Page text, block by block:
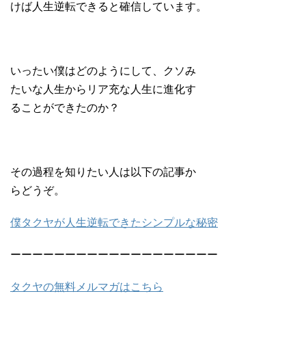
けば人生逆転できると確信しています。
いったい僕はどのようにして、クソみ
たいな人生からリア充な人生に進化す
ることができたのか？
その過程を知りたい人は以下の記事か
らどうぞ。
僕タクヤが人生逆転できたシンプルな秘密
ーーーーーーーーーーーーーーーーーーー
タクヤの無料メルマガはこちら